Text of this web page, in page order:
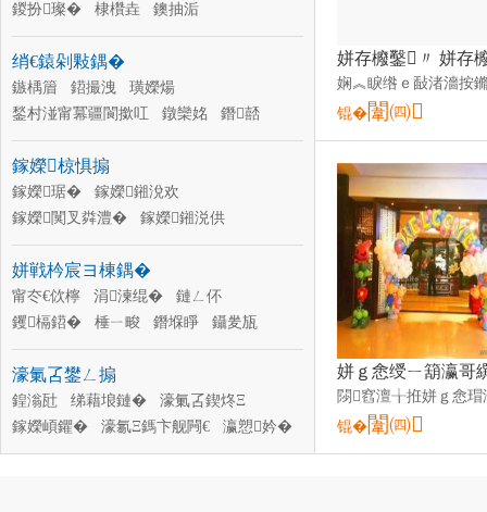
鍐扮璨�
棣欑垚
鐭抽洉
杌熼櫠宸ヨ棟鍝�
妞嶇墿宸ヨ棟鍝�
鏅嘲钘�
娉ュ宸ヨ棟鍝�
濉戞枡宸ヨ棟鍝�
濉戞枡宸ヨ棟鍝�
姘存櫠宸ヨ棟鍝�
绡€鎱剁敤鍝�
鏃楀篃 鍣撮洩
璜嬫煬
鍫村湴甯冪疆閬撳叿
鐓欒姳
鐕嚭
褰╄泲
灏嶈伅 姘ｇ悆
璩€鍗�
楫姳鍒跺搧
鎵嬫椋惧搧
鎵嬫琚�
鎵嬫鎺涗欢
鎵嬫闃叉粦澧�
鎵嬫鎺涚供
鎵嬫璨肩礄
鎵嬫鎿� 鎵嬫搴�
姘戦枔宸ヨ棟鍝�
甯冭€佽檸 涓湅绲�
鏈ㄥ伓
钁槅鍣�
棰ㄧ畯 鐕堢睜
鑷夎瓬
宸ヨ棟鍌�
鐨奖 鎵囧瓙
濠氭叾鐢ㄥ搧
鍠滃瓧 绨藉埌鏈�
濠氭叾鍥炵Ξ
鎵嬫崸鑺�
濠氱Ξ鎷卞舰闁€
瀛愬妗�
濠氳粖鐢ㄥ搧
鍠滅硸鐩�
锟�闈㈣
锟�闈㈣